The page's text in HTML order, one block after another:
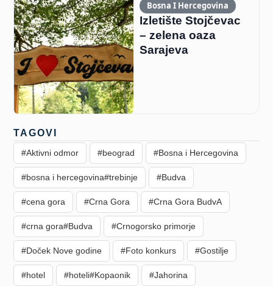
Bosna I Hercegovina
Izletište Stojčevac
– zelena oaza
Sarajeva
TAGOVI
#Aktivni odmor #beograd #Bosna i Hercegovina
#bosna i hercegovina#trebinje #Budva
#cena gora #Crna Gora #Crna Gora BudvA
#crna gora#Budva #Crnogorsko primorje
#Doček Nove godine #Foto konkurs #Gostilje
#hotel #hoteli#Kopaonik #Jahorina